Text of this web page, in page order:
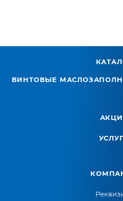
ВИНТОВЫЕ